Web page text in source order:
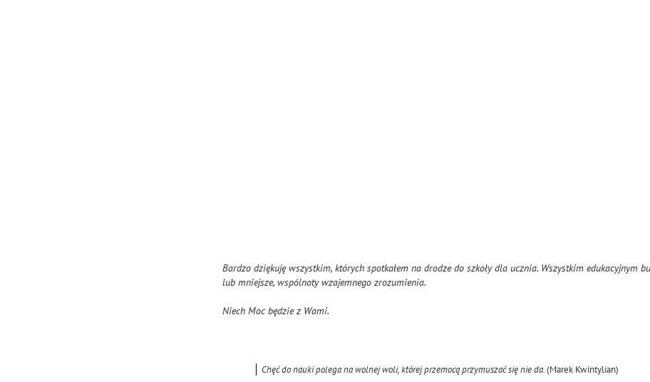
Bardzo dziękuję wszystkim, których spotkałem na drodze do szkoły dla ucznia. Wszystkim edukacyjnym
lub mniejsze, wspólnoty wzajemnego zrozumienia.
Niech Moc będzie z Wami.
Chęć do nauki polega na wolnej woli, której przemocą przymuszać się nie da.(Marek Kwintylian)